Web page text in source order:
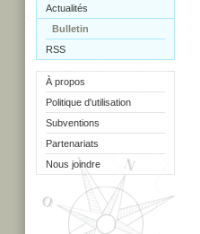
Actualités
Bulletin
RSS
À propos
Politique d'utilisation
Subventions
Partenariats
Nous joindre